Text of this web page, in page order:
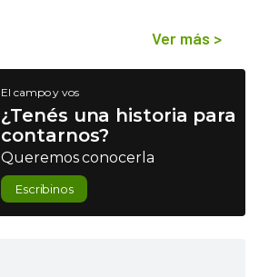
Ver más >
El campo y vos
¿Tenés una historia para
contarnos?
Queremos conocerla
Escribinos